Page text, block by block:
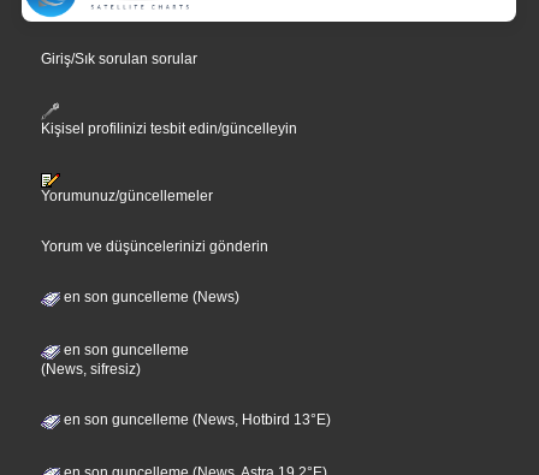
Giriş/Sık sorulan sorular
Kişisel profilinizi tesbit edin/güncelleyin
Yorumunuz/güncellemeler
Yorum ve düşüncelerinizi gönderin
en son guncelleme (News)
en son guncelleme
(News, sifresiz)
en son guncelleme (News, Hotbird 13°E)